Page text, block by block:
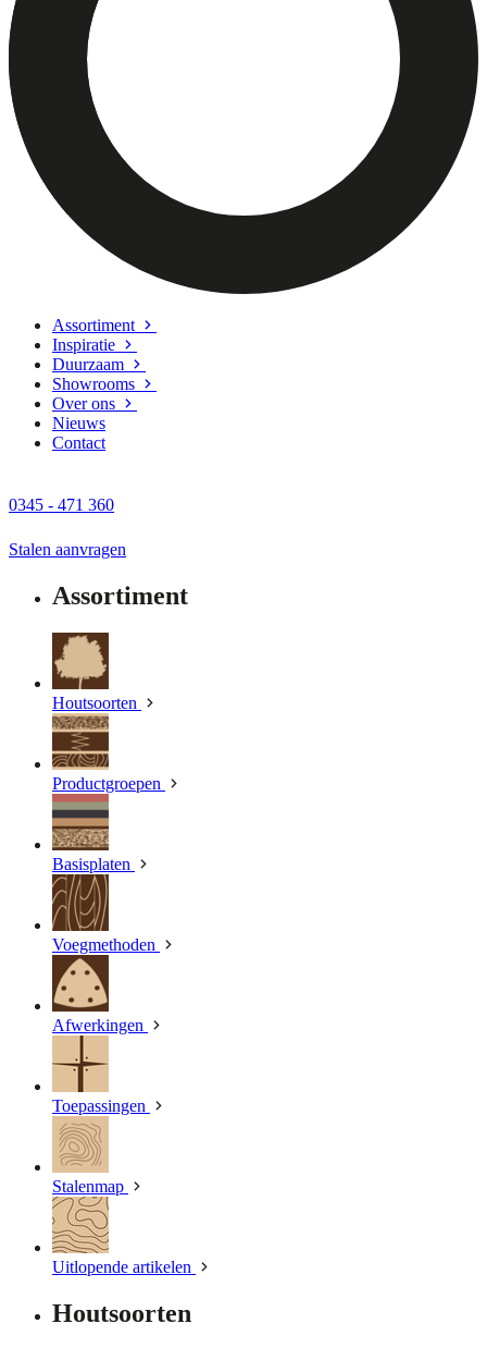
Assortiment
Inspiratie
Duurzaam
Showrooms
Over ons
Nieuws
Contact
0345 - 471 360
Stalen aanvragen
Assortiment
Houtsoorten
Productgroepen
Basisplaten
Voegmethoden
Afwerkingen
Toepassingen
Stalenmap
Uitlopende artikelen
Houtsoorten